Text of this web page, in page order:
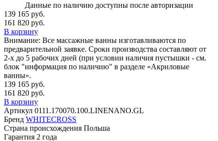
Данные по наличию доступны после авторизации
139 165 руб.
161 820 руб.
В корзину
Внимание: Все массажные ванны изготавливаются по
предварительной заявке. Сроки производства составляют от
2-х до 5 рабочих дней (при условии наличия пустышки - см.
блок "информация по наличию" в разделе «Акриловые
ванны».
139 165 руб.
161 820 руб.
В корзину
Артикул 0111.170070.100.LINENANO.GL
Бренд WHITECROSS
Страна происхождения Польша
Гарантия 2 года